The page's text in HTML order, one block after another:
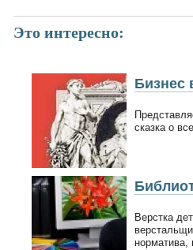
Это интересно:
Бизнес
сказка о
Верстка
норматива,